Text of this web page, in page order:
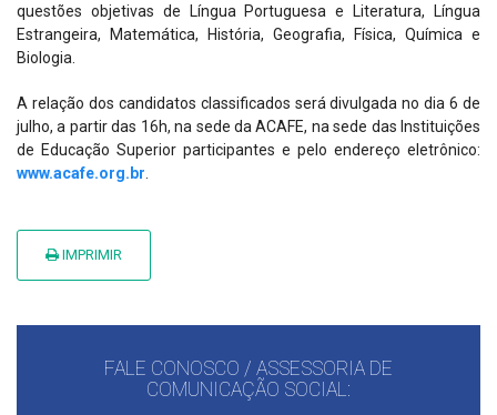
questões objetivas de Língua Portuguesa e Literatura, Língua
Estrangeira, Matemática, História, Geografia, Física, Química e
Biologia.
A relação dos candidatos classificados será divulgada no dia 6 de
julho, a partir das 16h, na sede da ACAFE, na sede das Instituições
de Educação Superior participantes e pelo endereço eletrônico:
www.acafe.org.br
IMPRIMIR
FALE CONOSCO / ASSESSORIA DE
COMUNICAÇÃO SOCIAL: